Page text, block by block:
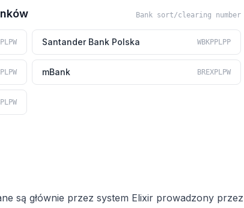
Bank sort/clearing number
Santander Bank Polska WBKPPLPP
mBank BREXPLPW
są głównie przez system Elixir prowadzony przez